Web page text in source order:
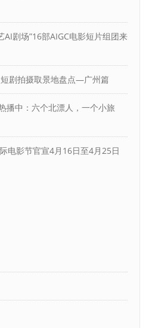
AI剧场”16部AIGC电影短片组团来
剧拍摄取景地盘点—广州篇
播中：六个北漂人，一个小旅
电影节官宣4月16日至4月25日